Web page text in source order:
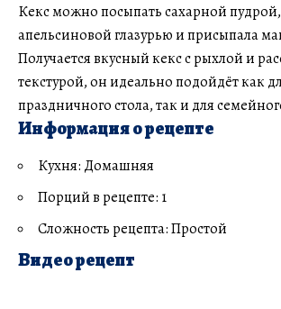
Кекс можно посыпать сахарной
апельсиновой глазурью и присыпала
Получается вкусный кекс с рыхлой и
текстурой, он идеально подойдёт как
праздничного стола, так и для
Информация о рецепте
Кухня: Домашняя
Порций в рецепте: 1
Сложность рецепта: Простой
Видео рецепт